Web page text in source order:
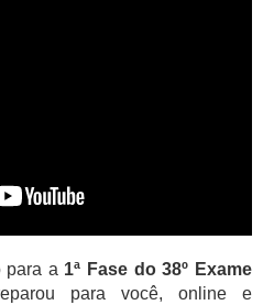
para a 1ª Fase do 38º Exame
para você, online e